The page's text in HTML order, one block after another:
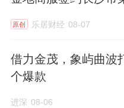
此外，还有2021年底
价在5.4万/㎡左右。
02
原创 乐居财经 08-07
借力金茂，象屿曲波
个爆款
进深 08-06